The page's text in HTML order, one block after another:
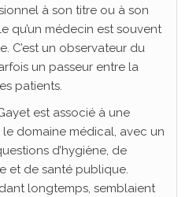
à son titre ou à son
qu’un médecin est souvent
C’est un observateur du
un passeur entre la
patients.
est associé à une
domaine médical, avec un
d’hygiène, de
et de santé publique.
longtemps, semblaient